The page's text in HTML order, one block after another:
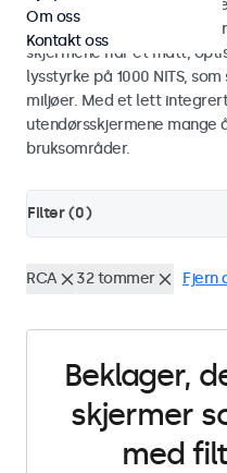
Utforsk våre
industriell og kommersiell
skjermene har et matt,
lysstyrke på 1000 NITS,
miljøer. Med et lett
utendørsskjermene
bruksområder.
Filter (0)
RCA 32 tommer Fjern
Beklager,
skjermer
med
Om oss
Kontakt oss